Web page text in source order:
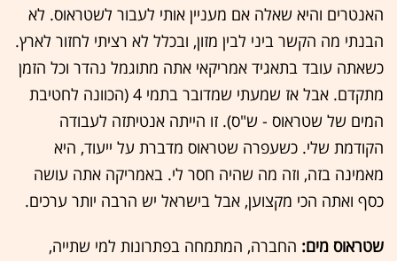
האנטרים והיא שאלה אם מעניין אותי לעבור לשטראוס. לא
הבנתי מה הקשר ביני לבין מזון, ובכלל לא רציתי לחזור לארץ.
כשאתה עובד בתאגיד אמריקאי אתה מתוגמל נהדר וכל הזמן
מתקדם. אבל אז שמעתי שמדובר בתמי 4 (הכוונה לחטיבת
המים של שטראוס - ש"ס). זו הייתה אנטיתזה לעבודה
הקודמת שלי. כשעפרה שטראוס מדברת על ייעוד, היא
מאמינה בזה, וזה מה שהיה חסר לי. באמריקה אתה עושה
כסף ואתה הכי מקצוען, אבל בישראל יש הרבה יותר ערכים.
שטראוס מים: ​החברה, המתמחה בפתרונות למי שתייה,